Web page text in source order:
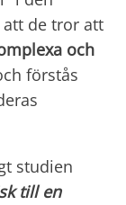
att de tror att
och
förstås
studien
till en